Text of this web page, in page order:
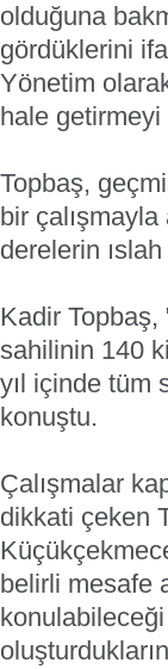
olduğuna
gördüklerini
Yönetim
hale
Topbaş,
bir çalışmayla
derelerin
Kadir
sahilinin 140
yıl içinde tüm
konuştu.
Çalışmalar
dikkati çeken
belirli mesafe